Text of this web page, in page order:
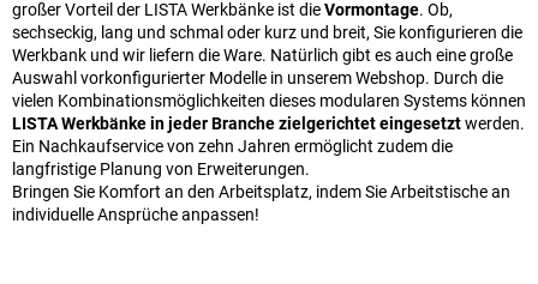
großer Vorteil der LISTA Werkbänke ist dieVormontage. Ob,
sechseckig, lang und schmal oder kurz und breit, Sie konfigurieren die
Werkbank und wir liefern die Ware. Natürlich gibt es auch eine große
Auswahl vorkonfigurierter Modelle in unserem Webshop. Durch die
vielen Kombinationsmöglichkeiten dieses modularen Systems können
LISTA Werkbänke in jeder Branche zielgerichtet eingesetztwerden.
Ein Nachkaufservice von zehn Jahren ermöglicht zudem die
langfristige Planung von Erweiterungen.
Bringen Sie Komfort an den Arbeitsplatz, indem Sie Arbeitstische an
individuelle Ansprüche anpassen!